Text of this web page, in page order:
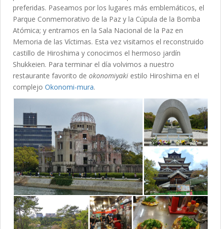
preferidas. Paseamos por los lugares más emblemáticos, el
Parque Conmemorativo de la Paz y la Cúpula de la Bomba
Atómica; y entramos en la Sala Nacional de la Paz en
Memoria de las Víctimas. Esta vez visitamos el reconstruido
castillo de Hiroshima y conocimos el hermoso jardín
Shukkeien. Para terminar el día volvimos a nuestro
restaurante favorito de okonomiyaki estilo Hiroshima en el
complejo Okonomi-mura.